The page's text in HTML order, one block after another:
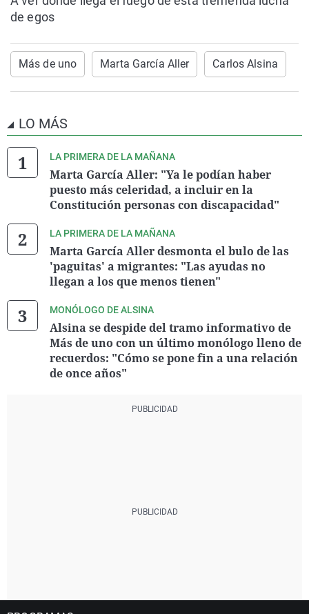
de egos
Más de uno Marta García Aller Carlos Alsina
LO MÁS
LA PRIMERA DE LA MAÑANA
Marta García Aller: "Ya le podían haber
puesto más celeridad, a incluir en la
Constitución personas con discapacidad"
LA PRIMERA DE LA MAÑANA
Marta García Aller desmonta el bulo de las
'paguitas' a migrantes: "Las ayudas no
llegan a los que menos tienen"
MONÓLOGO DE ALSINA
Alsina se despide del tramo informativo de
Más de uno con un último monólogo lleno de
recuerdos: "Cómo se pone fin a una relación
de once años"